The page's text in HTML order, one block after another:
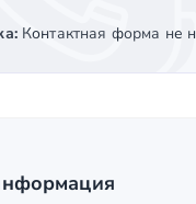
Контактная форма не